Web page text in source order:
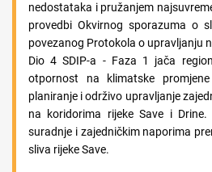
nedostataka i pružanjem
provedbi Okvirnog sporazuma o
povezanog Protokola o upravljanju
Dio 4 SDIP-a - Faza 1 jača
otpornost na klimatske
planiranje i održivo upravljanje
na koridorima rijeke Save i
suradnje i zajedničkim naporima
sliva rijeke Save.